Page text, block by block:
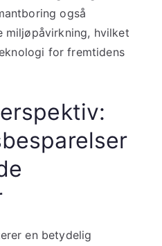
også
miljøpåvirkning, hvilket
for fremtidens
en betydelig